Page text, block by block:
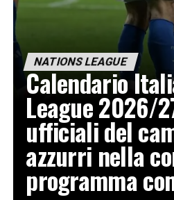
NATIONS LEAGUE
Calendario
League 2026/
ufficiali del
azzurri nella
programma